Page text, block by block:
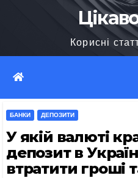
Корисні
БАНКИ ДЕПОЗИТИ
У якій валюті
депозит в
втратити гроші